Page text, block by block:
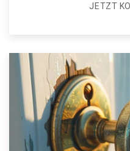
JETZT